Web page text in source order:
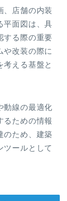
、店舗の内装
平面図は、具
する際の重要
や改装の際に
考える基盤と
動線の最適化
るための情報
のため、建築
ツールとして